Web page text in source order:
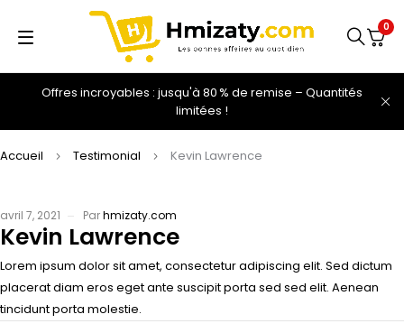
Offres incroyables : jusqu'à 80 % de remise – Quantités
limitées !
0
Accueil Testimonial Kevin Lawrence
avril 7, 2021 Parhmizaty.com
Kevin Lawrence
Lorem ipsum dolor sit amet, consectetur adipiscing elit. Sed dictum
placerat diam eros eget ante suscipit porta sed sed elit. Aenean
tincidunt porta molestie.